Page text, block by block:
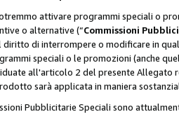
attivare programmi speciali o
o alternative (“Commissioni
diritto di interrompere o modificare in
speciali o le promozioni (anche
all'articolo 2 del presente Allegato
sarà applicata in maniera
Pubblicitarie Speciali sono